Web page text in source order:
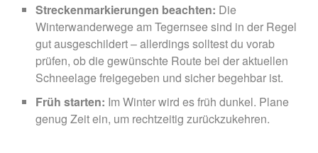
Streckenmarkierungen beachten: Die
Winterwanderwege am Tegernsee sind in der Regel
gut ausgeschildert – allerdings solltest du vorab
prüfen, ob die gewünschte Route bei der aktuellen
Schneelage freigegeben und sicher begehbar ist.
Früh starten: Im Winter wird es früh dunkel. Plane
genug Zeit ein, um rechtzeitig zurückzukehren.